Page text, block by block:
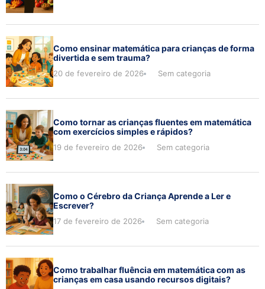
Como ensinar matemática para crianças de forma
divertida e sem trauma?
20 de fevereiro de 2026 Sem categoria
Como tornar as crianças fluentes em matemática
com exercícios simples e rápidos?
19 de fevereiro de 2026 Sem categoria
Como o Cérebro da Criança Aprende a Ler e
Escrever?
17 de fevereiro de 2026 Sem categoria
Como trabalhar fluência em matemática com as
crianças em casa usando recursos digitais?